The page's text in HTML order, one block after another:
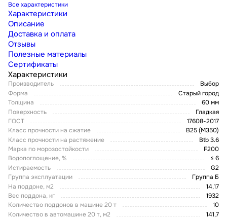
Все характеристики
Характеристики
Описание
Доставка и оплата
Отзывы
Полезные материалы
Сертификаты
Характеристики
Производитель
Выбор
Форма
Старый город
Толщина
60 мм
Поверхность
Гладкая
ГОСТ
17608-2017
Класс прочности на сжатие
В25 (М350)
Класс прочности на растяжение
Btb 3.6
Марка по морозостойкости
F200
Водопоглощение, %
≤ 6
Истираемость
G2
Группа эксплуатации
Группа Б
На поддоне, м2
14,17
Вес поддона, кг
1932
Количество поддонов в машине 20 т
10
Количество в автомашине 20 т, м2
141,7